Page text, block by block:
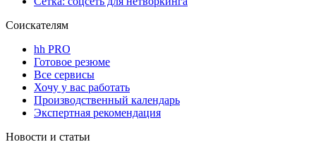
Соискателям
hh PRO
Готовое резюме
Все сервисы
Хочу у вас работать
Производственный календарь
Экспертная рекомендация
Новости и статьи